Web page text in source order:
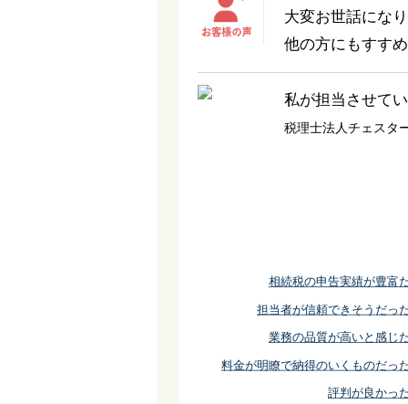
大変お世話にな
他の方にもすす
私が担当させて
税理士法人チェスタ
相続税の申告実績が豊富
担当者が信頼できそうだっ
業務の品質が高いと感じ
料金が明瞭で納得のいくものだっ
評判が良かっ